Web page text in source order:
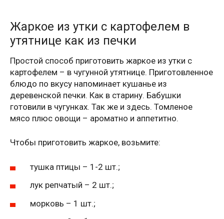
Жаркое из утки с картофелем в
утятнице как из печки
Простой способ приготовить жаркое из утки с
картофелем – в чугунной утятнице. Приготовленное
блюдо по вкусу напоминает кушанье из
деревенской печки. Как в старину. Бабушки
готовили в чугунках. Так же и здесь. Томленое
мясо плюс овощи – ароматно и аппетитно.
Чтобы приготовить жаркое, возьмите:
тушка птицы – 1-2 шт.;
лук репчатый – 2 шт.;
морковь – 1 шт.;